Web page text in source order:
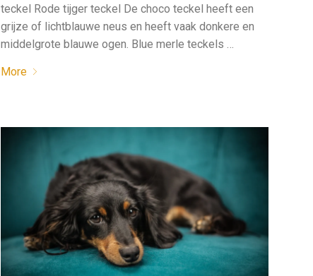
teckel Rode tijger teckel De choco teckel heeft een
grijze of lichtblauwe neus en heeft vaak donkere en
middelgrote blauwe ogen. Blue merle teckels …
More